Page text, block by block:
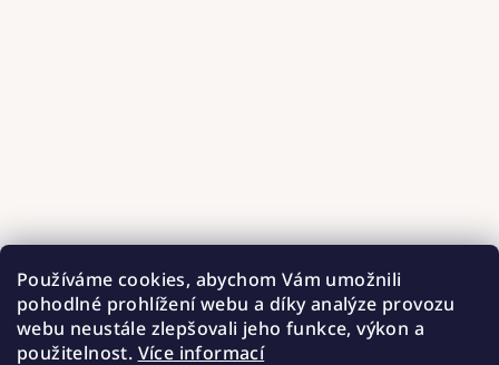
Používáme cookies, abychom Vám umožnili
pohodlné prohlížení webu a díky analýze provozu
webu neustále zlepšovali jeho funkce, výkon a
použitelnost. Více informací